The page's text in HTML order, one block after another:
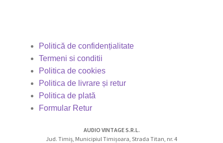
Politică de confidențialitate
Termeni si conditii
Politica de cookies
Politica de livrare și retur
Politica de plată
Formular Retur
AUDIO VINTAGE S.R.L.
Jud. Timiș, Municipiul Timișoara, Strada Titan, nr. 4